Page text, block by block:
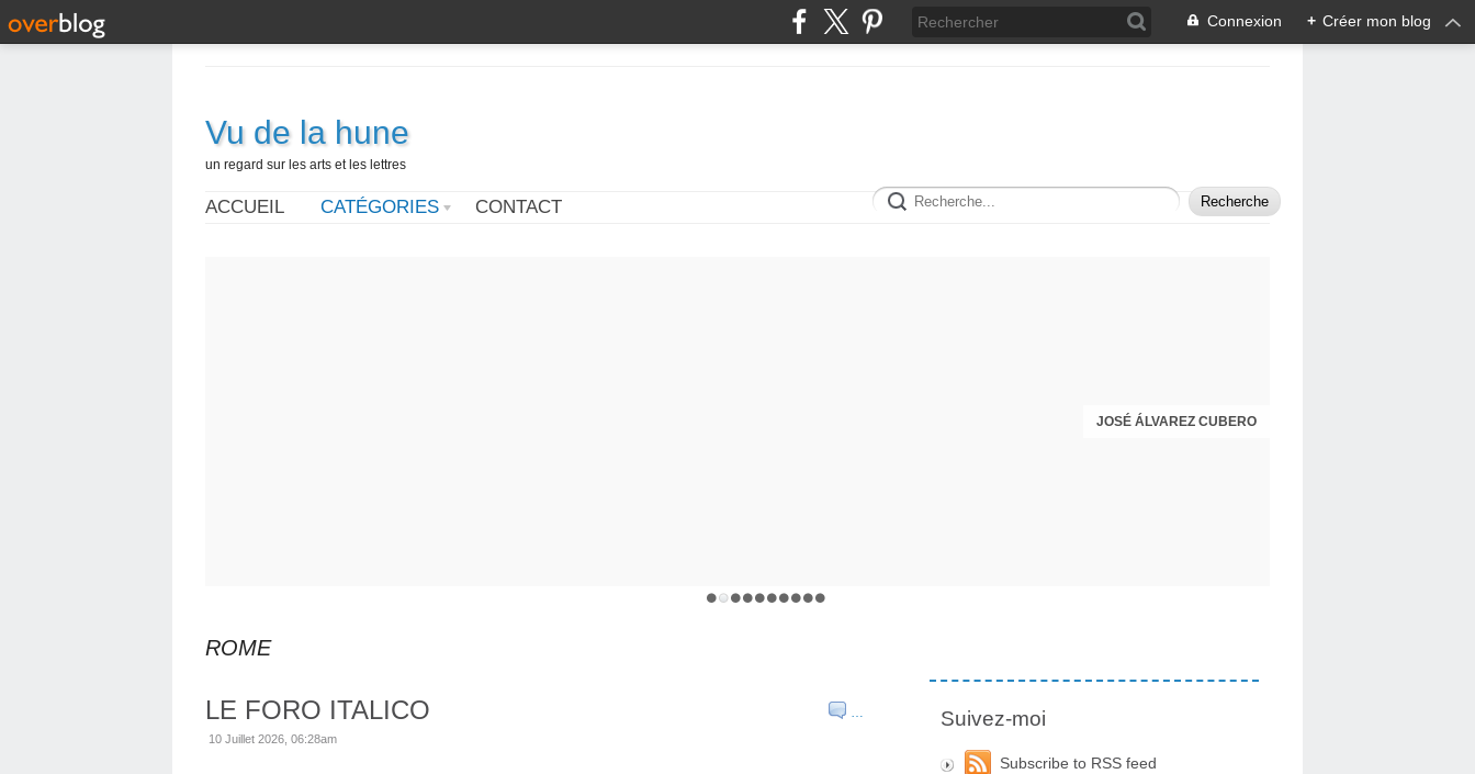
Connexion + Créer mon blog
Vu de la hune
un regard sur les arts et les lettres
ACCUEIL CATÉGORIES CONTACT
JOSÉ ÁLVAREZ CUBERO
ROME
…
LE FORO ITALICO
10 Juillet 2026, 06:28am
Suivez-moi
Subscribe to RSS feed